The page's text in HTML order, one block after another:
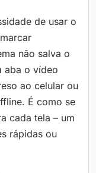
de usar o
não salva o
aba o vídeo
ao celular ou
É como se
cada tela – um
rápidas ou